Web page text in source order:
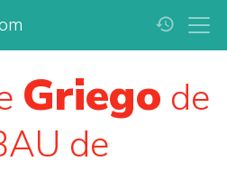
history
Griego de
de